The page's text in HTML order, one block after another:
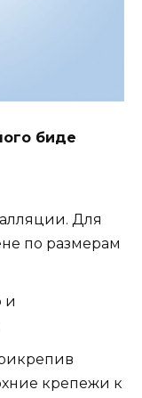
биде
Для
по размерам
и
крепежи к